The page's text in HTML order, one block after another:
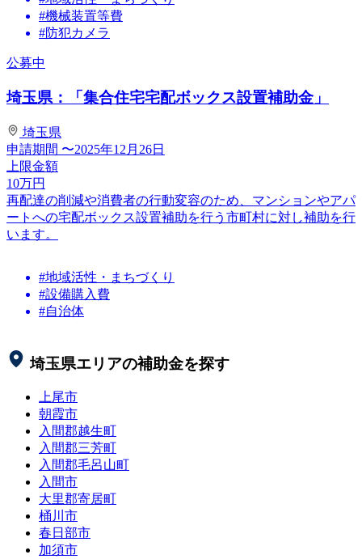
#機械装置等費
#防犯カメラ
公募中
埼玉県：「集合住宅宅配ボックス設置補助金」
埼玉県
申請期間 〜2025年12月26日
上限金額
10万円
再配達の削減や消費者の行動変容のため、マンションやアパ
ートへの宅配ボックス設置補助を行う市町村に対し補助を行
います。
#地域活性・まちづくり
#設備購入費
#自治体
埼玉県エリアの補助金を探す
上尾市
朝霞市
入間郡越生町
入間郡三芳町
入間郡毛呂山町
入間市
大里郡寄居町
桶川市
春日部市
加須市